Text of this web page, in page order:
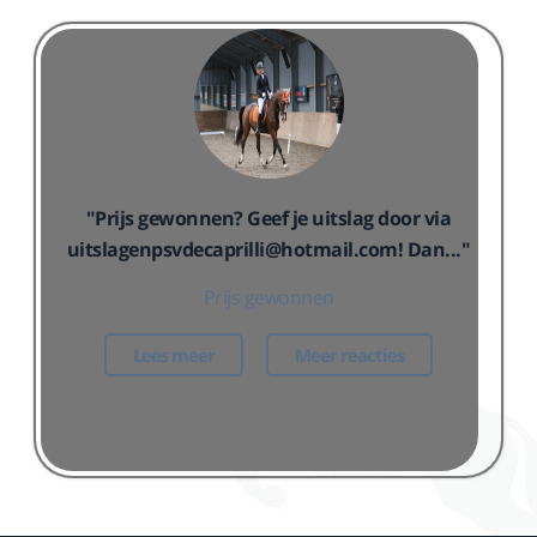
"Prijs gewonnen? Geef je uitslag door via
uitslagenpsvdecaprilli@hotmail.com! Dan..."
Prijs gewonnen
Lees meer Meer reacties